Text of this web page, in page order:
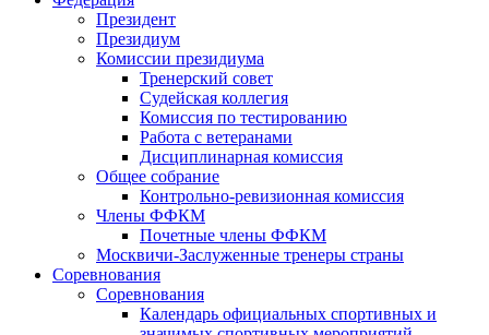
Президент
Президиум
Комиссии президиума
Тренерский совет
Судейская коллегия
Комиссия по тестированию
Работа с ветеранами
Дисциплинарная комиссия
Общее собрание
Контрольно-ревизионная комиссия
Члены ФФКМ
Почетные члены ФФКМ
Москвичи-Заслуженные тренеры страны
Соревнования
Соревнования
Календарь официальных спортивных и